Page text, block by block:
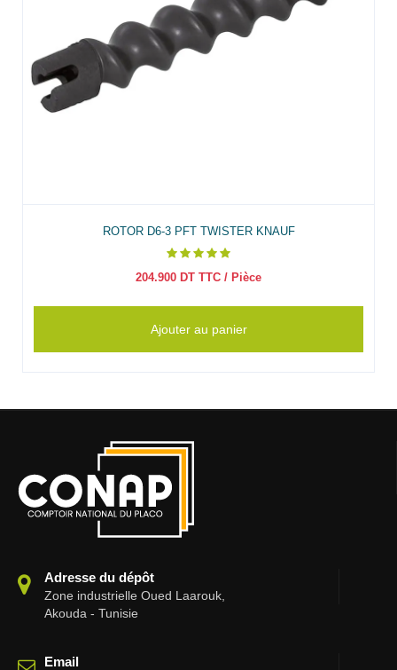
ROTOR D6-3 PFT TWISTER KNAUF
204.900 DT TTC / Pièce
Ajouter au panier
Adresse du dépôt
Zone industrielle Oued Laarouk,
Akouda - Tunisie
Email